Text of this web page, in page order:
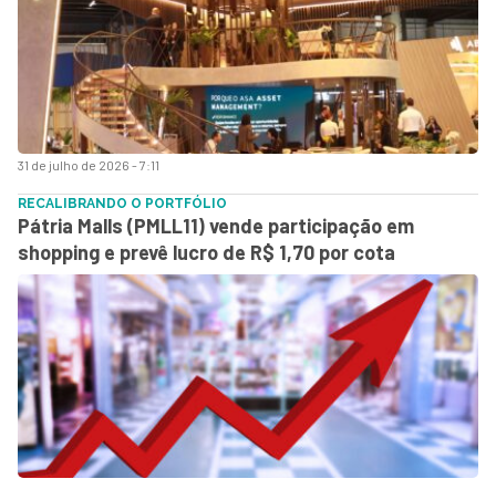
31 de julho de 2026 - 7:11
RECALIBRANDO O PORTFÓLIO
Pátria Malls (PMLL11) vende participação em
shopping e prevê lucro de R$ 1,70 por cota